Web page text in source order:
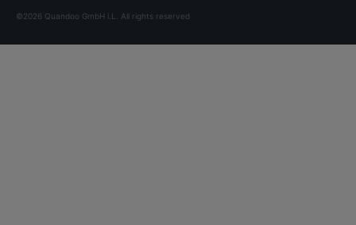
©2026 Quandoo GmbH i.L. All rights reserved